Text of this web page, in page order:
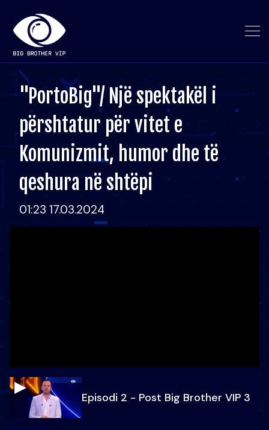
"PortoBig"/ Një spektakël i
përshtatur për vitet e
Komunizmit, humor dhe të
qeshura në shtëpi
01:23 17.03.2024
Episodi 2 - Post Big Brother VIP 3